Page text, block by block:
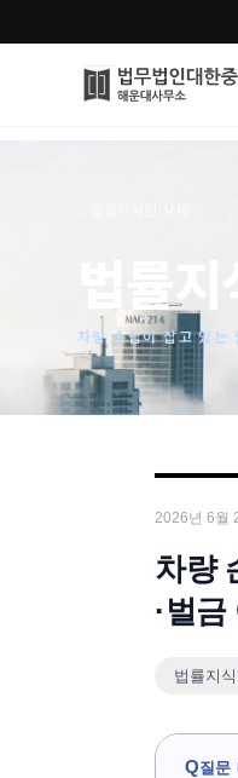
법률
차량 손잡이 잡고 있는
2026년 6월
차량
·벌
법률지식
Q질문